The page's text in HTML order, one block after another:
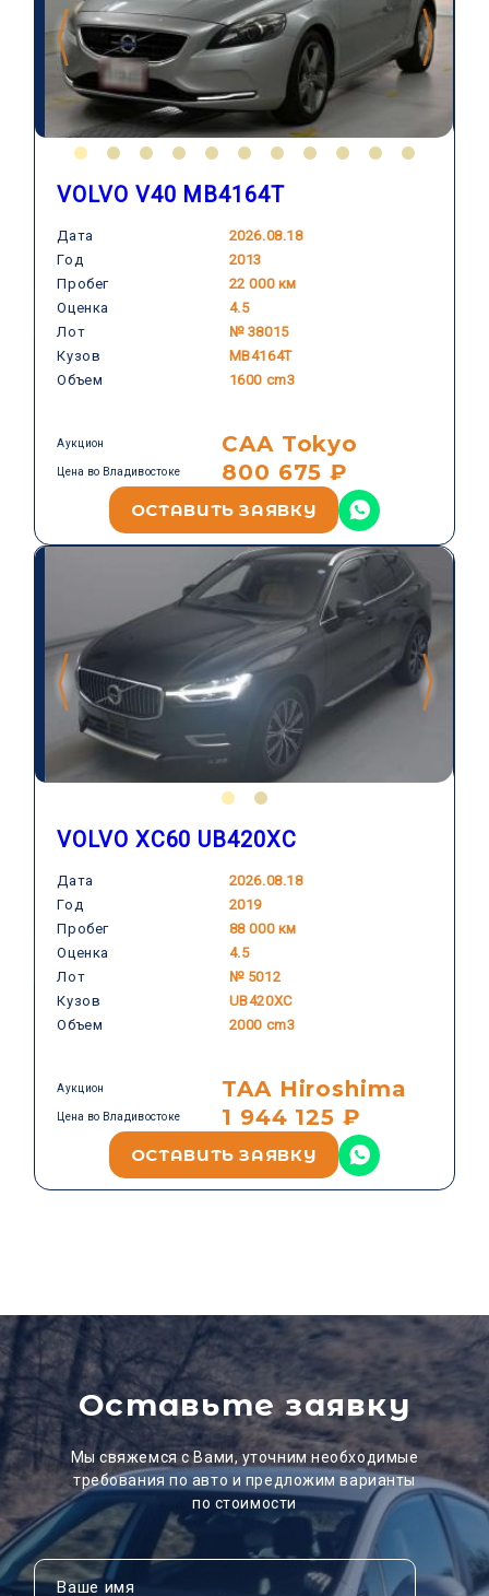
VOLVO V40 MB4164T
Дата
2026.08.18
Год
2013
Пробег
22 000 км
Оценка
4.5
Лот
№ 38015
Кузов
MB4164T
Объем
1600 cm3
VOLVO
CAA Tokyo
Аукцион
800 675 ₽
Цена во Владивостоке
ОСТАВИТЬ ЗАЯВКУ
VOLVO XC60 UB420XC
Дата
2026.08.18
Год
2019
Пробег
88 000 км
Оценка
4.5
Лот
№ 5012
Кузов
UB420XC
Объем
2000 cm3
VOLVO
TAA Hiroshima
Аукцион
1 944 125 ₽
Цена во Владивостоке
ОСТАВИТЬ ЗАЯВКУ
Оставьте заявку
Мы свяжемся с Вами, уточним необходимые
требования по авто и предложим варианты
по стоимости